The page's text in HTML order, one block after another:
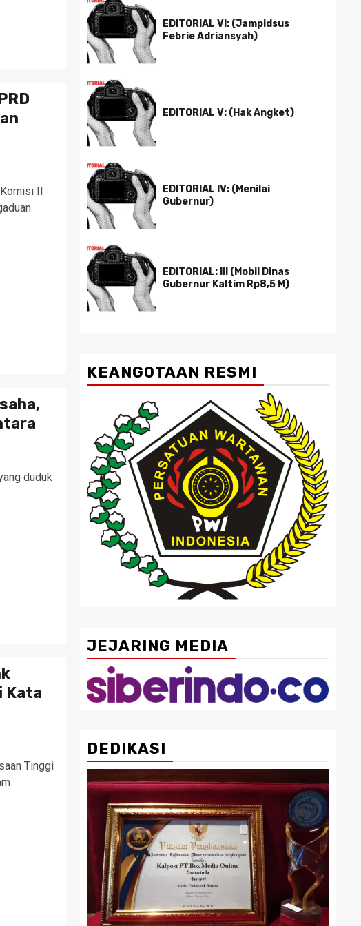
II
duduk
Kata
Tinggi
EDITORIAL VI: (Jampidsus
Febrie Adriansyah)
EDITORIAL V: (Hak Angket)
EDITORIAL IV: (Menilai
Gubernur)
EDITORIAL: III (Mobil Dinas
Gubernur Kaltim Rp8,5 M)
KEANGOTAAN RESMI
JEJARING MEDIA
DEDIKASI